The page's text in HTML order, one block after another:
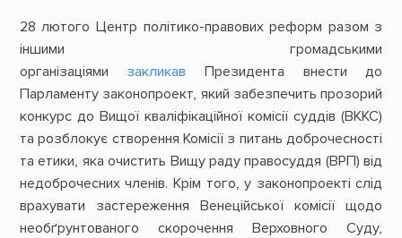
28 лютого Центр політико-правових реформ разом з
іншими громадськими
організаціями закликав Президента внести до
Парламенту законопроект, який забезпечить прозорий
конкурс до Вищої кваліфікаційної комісії суддів (ВККС)
та розблокує створення Комісії з питань доброчесності
та етики, яка очистить Вищу раду правосуддя (ВРП) від
недоброчесних членів. Крім того, у законопроекті слід
врахувати застереження Венеційської комісії щодо
необґрунтованого скорочення Верховного Суду,